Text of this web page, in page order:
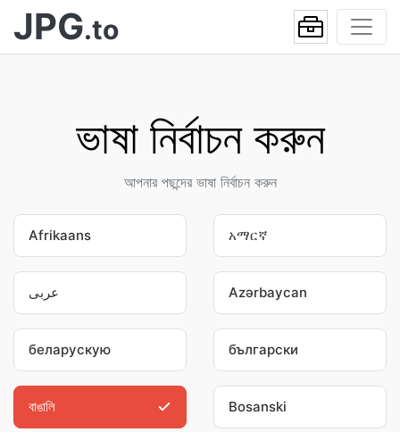
JPG.to
ভাষা নির্বাচন করুন
আপনার পছন্দের ভাষা নির্বাচন করুন
Afrikaans አማርኛ
عربى Azərbaycan
беларускую български
বাঙালি Bosanski